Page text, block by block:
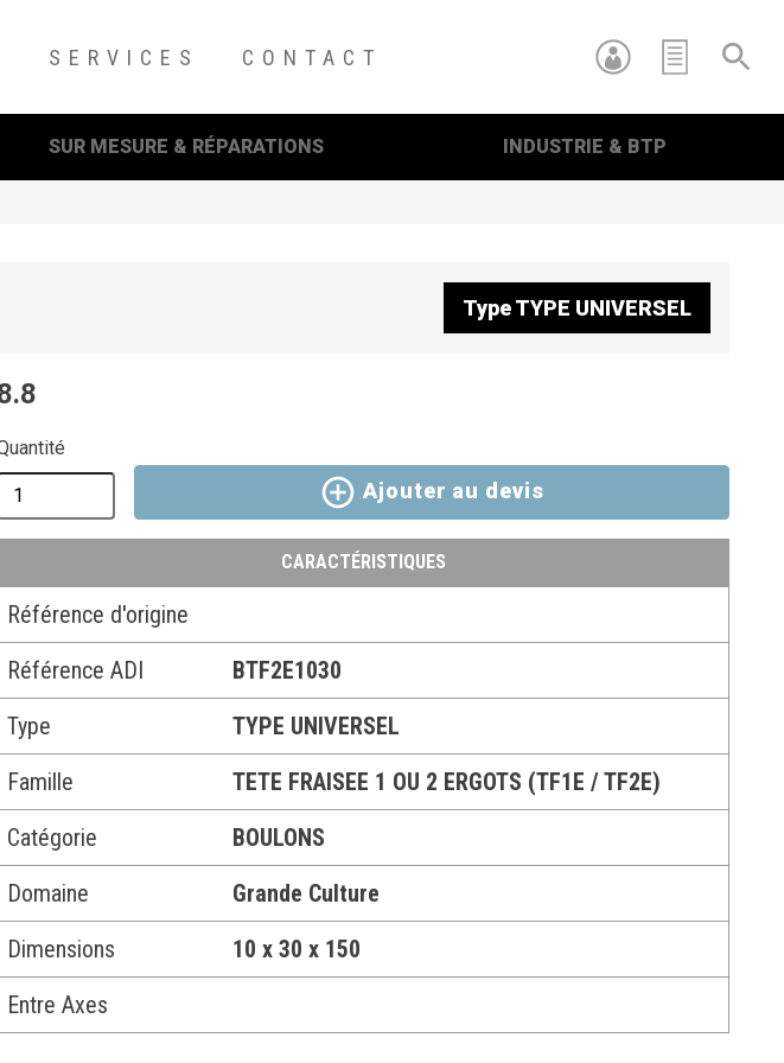
SERVICES CONTACT
SUR MESURE & RÉPARATIONS INDUSTRIE & BTP
TypeTYPE UNIVERSEL
Ajouter au devis
CARACTÉRISTIQUES
Référence d'origine
Référence ADI
BTF2E1030
Type
TYPE UNIVERSEL
Famille
TETE FRAISEE 1 OU 2 ERGOTS (TF1E / TF2E)
Catégorie
BOULONS
Domaine
Grande Culture
Dimensions
10 x 30 x 150
Entre Axes